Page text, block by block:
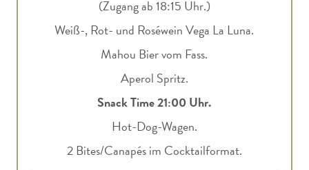
(Zugang ab 18:15 Uhr.)
Weiß-, Rot- und Roséwein Vega La Luna.
Mahou Bier vom Fass.
Aperol Spritz.
Snack Time 21:00 Uhr.
Hot-Dog-Wagen.
2 Bites/Canapés im Cocktailformat.